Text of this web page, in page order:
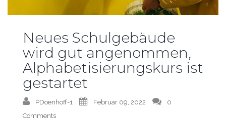
Neues Schulgebäude
wird gut angenommen,
Alphabetisierungskurs ist
gestartet
PDoenhoff-1 Februar 09, 2022
0
Comments